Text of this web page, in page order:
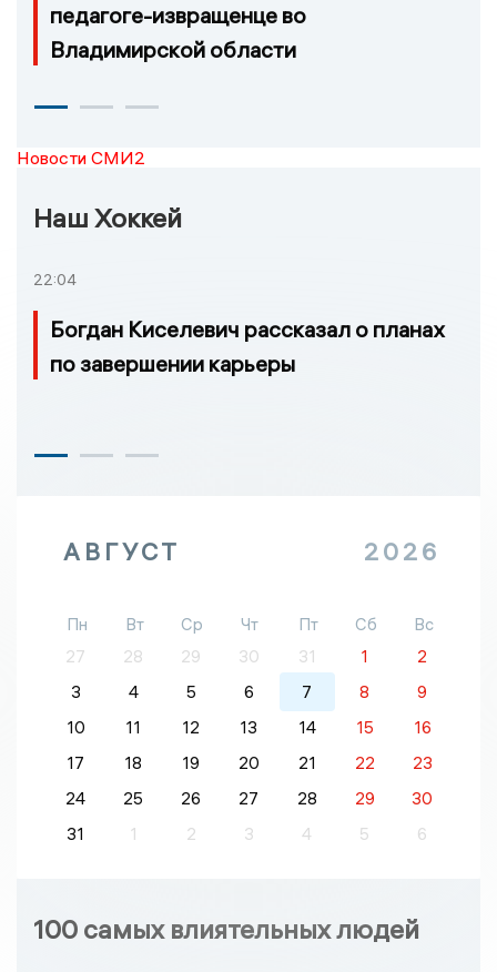
педагоге-извращенце во
Владимирской области
Новости СМИ2
Наш Хоккей
22:04
Богдан Киселевич рассказал о планах
по завершении карьеры
АВГУСТ 2026
Пн Вт Ср Чт Пт Сб
Вс
27
28 29 30 31 1
2
3
4 5 6 7 8
9
10
11 12 13 14 15
16
17
18 19 20 21 22
23
24
25 26 27 28 29
30
31
1 2 3 4 5 6
100 самых влиятельных людей